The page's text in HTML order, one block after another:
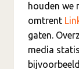
houden we
omtrent
gaten.
media